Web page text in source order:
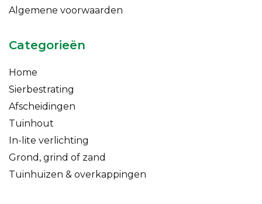
Algemene voorwaarden
Categorieën
Home
Sierbestrating
Afscheidingen
Tuinhout
In-lite verlichting
Grond, grind of zand
Tuinhuizen & overkappingen